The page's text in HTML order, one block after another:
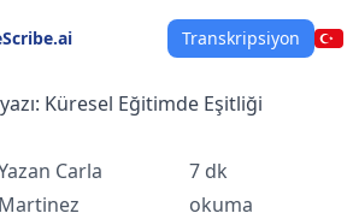
Transkripsiyon
Küresel Eğitimde Eşitliği
Carla
Martinez
7 dk
okuma